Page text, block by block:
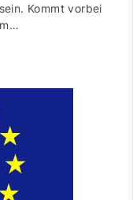
Kommt vorbei